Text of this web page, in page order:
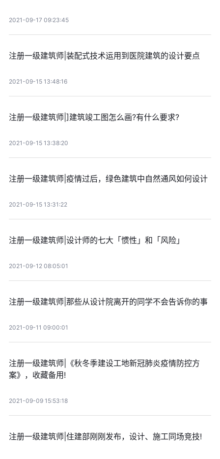
2021-09-17 09:23:45
注册一级建筑师|装配式技术运用到医院建筑的设计要点
2021-09-15 13:48:16
注册一级建筑师|]建筑竣工图怎么画?有什么要求?
2021-09-15 13:38:20
注册一级建筑师|疫情过后，绿色建筑中自然通风如何设计
2021-09-15 13:31:22
注册一级建筑师|设计师的七大「惯性」和「风险」
2021-09-12 08:05:01
注册一级建筑师|那些从设计院离开的同学不会告诉你的事
2021-09-11 09:00:01
注册一级建筑师|《秋冬季建设工地新冠肺炎疫情防控方
案》，收藏备用!
2021-09-09 15:53:18
注册一级建筑师|住建部刚刚发布，设计、施工同场竞技!